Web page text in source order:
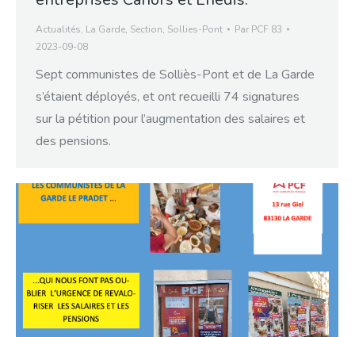
Actualités, La Garde, Section, Sollies-Pont Par PCF 83
2023-09-08
Sept communistes de Solliès-Pont et de La Garde
s’étaient déployés, et ont recueilli 74 signatures
sur la pétition pour l’augmentation des salaires et
des pensions.